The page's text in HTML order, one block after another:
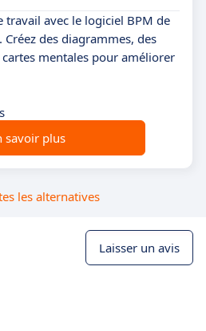
avec le logiciel BPM de
des diagrammes, des
mentales pour améliorer
savoir plus
les alternatives
Laisser un avis